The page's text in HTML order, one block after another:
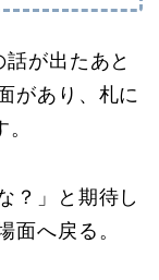
が出たあと
があり、札に
？」と期待し
面へ戻る。